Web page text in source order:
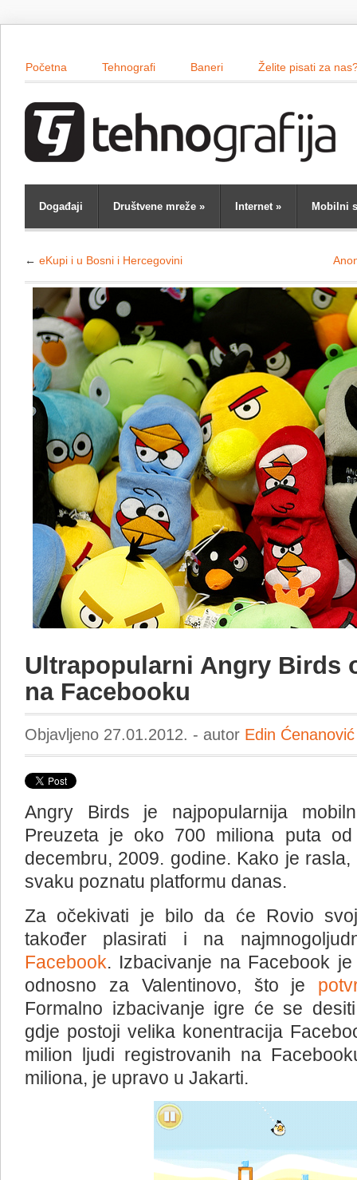
Početna Tehnografi Baneri Želite pisati za
Događaji Društvene mreže » Internet» Mobilni
← eKupi i u Bosni i Hercegovini
Ultrapopularni Angry Birds
na Facebooku
Objavljeno 27.01.2012. - autor Edin Ćenanović
Angry Birds je najpopularnija
Preuzeta je oko 700 miliona puta
decembru, 2009. godine. Kako je
svaku poznatu platformu danas.
Za očekivati je bilo da će Rovio
također plasirati i na
Facebook. Izbacivanje na Facebook
odnosno za Valentinovo, što je
Formalno izbacivanje igre će se
gdje postoji velika konentracija
milion ljudi registrovanih na
miliona, je upravo u Jakarti.